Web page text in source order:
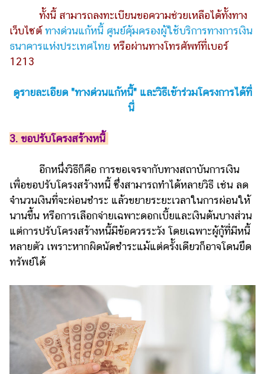
ทั้งนี้ สามารถลงทะเบียนขอความช่วยเหลือได้ทั้งทาง
เว็บไซต์ทางด่วนแก้หนี้ ศูนย์คุ้มครองผู้ใช้บริการทางการเงิน
ธนาคารแห่งประเทศไทย หรือผ่านทางโทรศัพท์ที่เบอร์
1213
ดูรายละเอียด "ทางด่วนแก้หนี้" และวิธีเข้าร่วมโครงการได้ที่
นี่
3. ขอปรับโครงสร้างหนี้
อีกหนึ่งวิธีก็คือ การขอเจรจากับทางสถาบันการเงิน
เพื่อขอปรับโครงสร้างหนี้ ซึ่งสามารถทำได้หลายวิธี เช่น ลด
จำนวนเงินที่จะผ่อนชำระ แล้วขยายระยะเวลาในการผ่อนให้
นานขึ้น หรือการเลือกจ่ายเฉพาะดอกเบี้ยและเงินต้นบางส่วน
แต่การปรับโครงสร้างหนี้มีข้อควรระวัง โดยเฉพาะผู้กู้ที่มีหนี้
หลายตัว เพราะหากผิดนัดชำระแม้แต่ครั้งเดียวก็อาจโดนยึด
ทรัพย์ได้